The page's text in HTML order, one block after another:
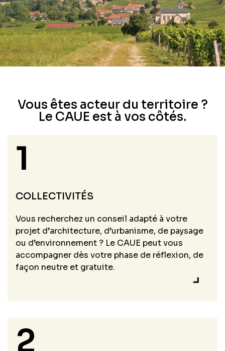
Vous êtes acteur du territoire ?
Le CAUE est à vos côtés.
1
COLLECTIVITÉS
Vous recherchez un conseil adapté à votre
projet d’architecture, d’urbanisme, de paysage
ou d’environnement ? Le CAUE peut vous
accompagner dès votre phase de réflexion, de
façon neutre et gratuite.
2